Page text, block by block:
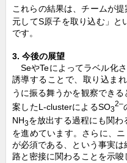
これらの結果は、チームが
元してS原子を取り込む」と
です。
3. 今後の展望
SeやTeによってラベル化
誘導することで、取り込ま
うに振る舞うかを観察でき
案したL-clusterによるSO3
2–
NH3を放出する過程にも関
を進めています。さらに、
が必須である、という事実
路と密接に関わることを示